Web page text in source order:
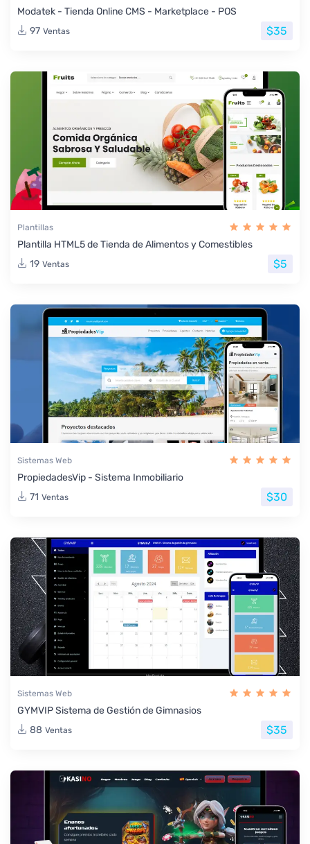
Modatek - Tienda Online CMS - Marketplace - POS
97 Ventas $35
Plantillas
Plantilla HTML5 de Tienda de Alimentos y Comestibles
19 Ventas $5
Sistemas Web
PropiedadesVip - Sistema Inmobiliario
71 Ventas $30
Sistemas Web
GYMVIP Sistema de Gestión de Gimnasios
88 Ventas $35